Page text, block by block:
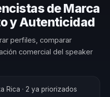
de Marca
y Autenticidad
perfiles, comparar
comercial del speaker
Rica · 2 ya priorizados